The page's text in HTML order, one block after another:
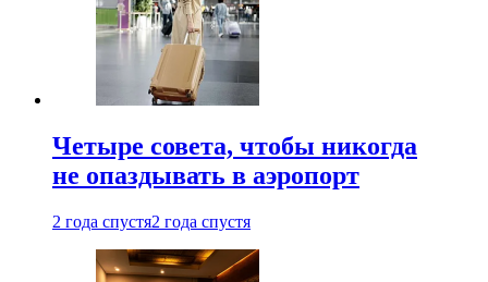
Четыре совета, чтобы никогда
не опаздывать в аэропорт
2 года спустя2 года спустя